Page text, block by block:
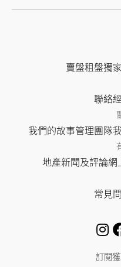
賣盤租盤獨
聯絡
我們的故事管理團隊
地產新聞及評論網
常見
訂閱